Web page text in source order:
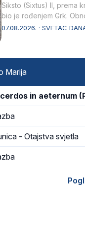
Siksto (Sixtus) II, prema
bio je rođenjem Grk.
afričkim…
07.08.2026. · SVETAC
Marija
in aeternum
- Otajstva svjetla